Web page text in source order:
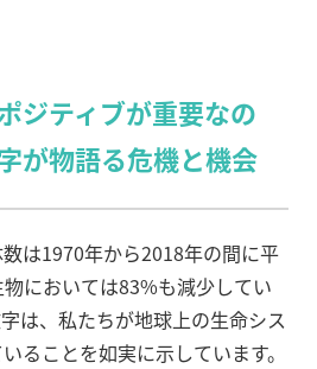
ジティブが重要なの
が物語る危機と機会
は1970年から2018年の間に平
においては83%も減少してい
は、私たちが地球上の生命シス
ることを如実に示しています。